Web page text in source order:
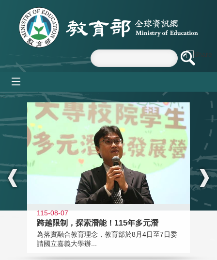
跳到主要內容區塊
:::
115-08-07
跨越限制，探索潛能！115年多元潛
為落實融合教育理念，教育部於8月4日至7日委
請國立嘉義大學辦...